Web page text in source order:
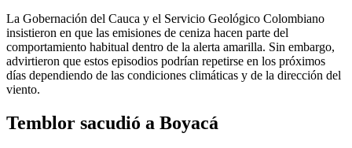
La Gobernación del Cauca y el Servicio Geológico Colombiano
insistieron en que las emisiones de ceniza hacen parte del
comportamiento habitual dentro de la alerta amarilla. Sin embargo,
advirtieron que estos episodios podrían repetirse en los próximos
días dependiendo de las condiciones climáticas y de la dirección del
viento.
Temblor sacudió a Boyacá